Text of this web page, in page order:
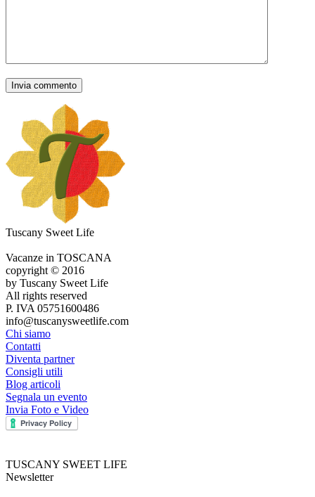
Tuscany Sweet Life
Vacanze in TOSCANA
copyright © 2016
by Tuscany Sweet Life
All rights reserved
P. IVA 05751600486
info@tuscanysweetlife.com
Chi siamo
Contatti
Diventa partner
Consigli utili
Blog articoli
Segnala un evento
Invia Foto e Video
TUSCANY SWEET LIFE
Newsletter